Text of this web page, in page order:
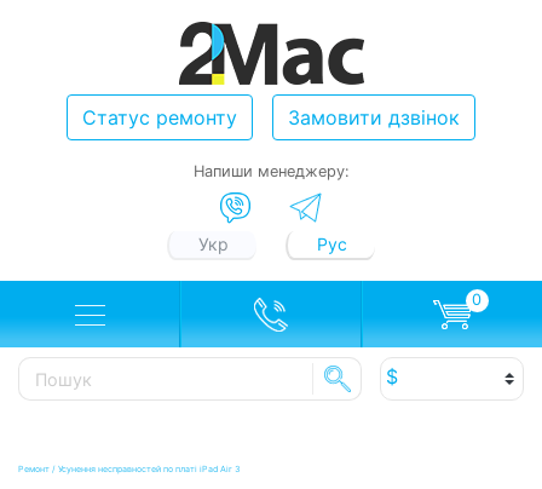
Статус ремонту Замовити дзвінок
Напиши менеджеру:
Укр Рус
0
Ремонт / Усунення несправностей по платі iPad Air 3